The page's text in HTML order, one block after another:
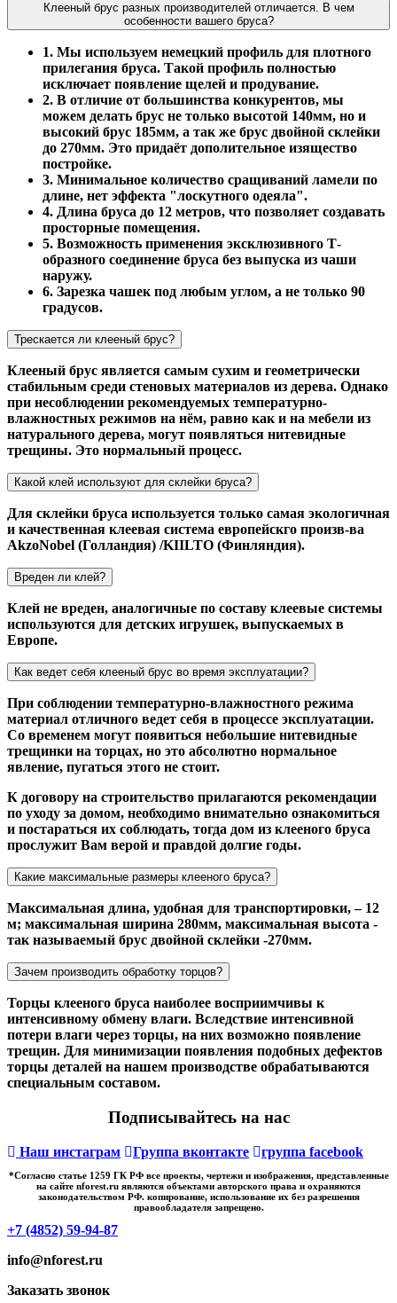
Клееный брус разных производителей отличается. В чем
особенности вашего бруса?
1. Мы используем немецкий профиль для плотного
прилегания бруса. Такой профиль полностью
исключает появление щелей и продувание.
2. В отличие от большинства конкурентов, мы
можем делать брус не только высотой 140мм, но и
высокий брус 185мм, а так же брус двойной склейки
до 270мм. Это придаёт дополительное изящество
постройке.
3. Минимальное количество сращиваний ламели по
длине, нет эффекта "лоскутного одеяла".
4. Длина бруса до 12 метров, что позволяет создавать
просторные помещения.
5. Возможность применения эксклюзивного Т-
образного соединение бруса без выпуска из чаши
наружу.
6. Зарезка чашек под любым углом, а не только 90
градусов.
Трескается ли клееный брус?
Клееный брус является самым сухим и геометрически
стабильным среди стеновых материалов из дерева. Однако
при несоблюдении рекомендуемых температурно-
влажностных режимов на нём, равно как и на мебели из
натурального дерева, могут появляться нитевидные
трещины. Это нормальный процесс.
Какой клей используют для склейки бруса?
Для склейки бруса используется только самая экологичная
и качественная клеевая система европейскго произв-ва
AkzoNobel (Голландия) /KIILTO (Финляндия).
Вреден ли клей?
Клей не вреден, аналогичные по составу клеевые системы
используются для детских игрушек, выпускаемых в
Европе.
Как ведет себя клееный брус во время эксплуатации?
При соблюдении температурно-влажностного режима
материал отличного ведет себя в процессе эксплуатации.
Со временем могут появиться небольшие нитевидные
трещинки на торцах, но это абсолютно нормальное
явление, пугаться этого не стоит.
К договору на строительство прилагаются рекомендации
по уходу за домом, необходимо внимательно ознакомиться
и постараться их соблюдать, тогда дом из клееного бруса
прослужит Вам верой и правдой долгие годы.
Какие максимальные размеры клееного бруса?
Максимальная длина, удобная для транспортировки, – 12
м; максимальная ширина 280мм, максимальная высота -
так называемый брус двойной склейки -270мм.
Зачем производить обработку торцов?
Торцы клееного бруса наиболее восприимчивы к
интенсивному обмену влаги. Вследствие интенсивной
потери влаги через торцы, на них возможно появление
трещин. Для минимизации появления подобных дефектов
торцы деталей на нашем производстве обрабатываются
специальным составом.
Подписывайтесь на нас
Наш инстаграм Группа вконтакте группа facebook
*Cогласно статье 1259 ГК РФ все проекты, чертежи и изображения, представленные
на сайте nforest.ru являются объектами авторского права и охраняются
законодательством РФ. копирование, использование их без разрешения
правообладателя запрещено.
+7 (4852) 59-94-87
info@nforest.ru
Заказать звонок